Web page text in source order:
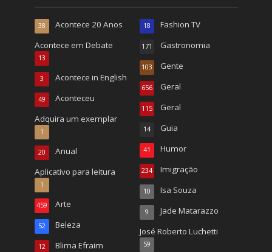
Acontece 20 Anos
38
Acontece em Debate
13
Acontece in English
3
Aconteceu
49
Adquira um exemplar
1
Anual
20
Aplicativo para leitura
1
Arte
459
Beleza
52
Blima Efraim
12
Fashion TV
18
Gastronomia
171
Gente
103
Geral
656
Geral
115
Guia
14
Humor
41
Imigração
234
Isa Souza
10
Jade Matarazzo
9
José Roberto Luchetti
59